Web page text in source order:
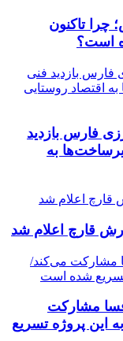
چرا تاکنون
است؟
فارس بازدید
به
قارچ اعلام شد
فسا مشارکت
این پروژه تسریع